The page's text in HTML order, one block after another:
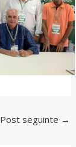
Post seguinte →